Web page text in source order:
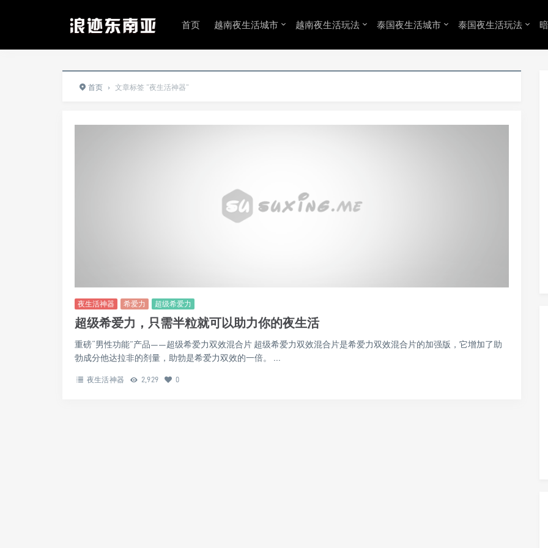
首页 越南夜生活城市 越南夜生活玩法 泰国夜生活城市 泰国夜生活玩法
首页 › 文章标签 "夜生活神器"
夜生活神器 希爱力 超级希爱力
超级希爱力，只需半粒就可以助力你的夜生活
重磅“男性功能”产品——超级希爱力双效混合片 超级希爱力双效混合片是希爱力双效混合片的加强版，它增加了助
勃成分他达拉非的剂量，助勃是希爱力双效的一倍。 ...
夜生活神器 2,929 0